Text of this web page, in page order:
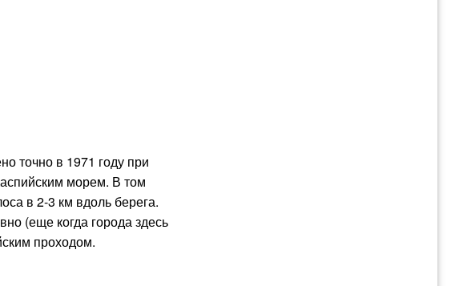
точно в 1971 году при
морем. В том
в 2-3 км вдоль берега.
(еще когда города здесь
проходом.